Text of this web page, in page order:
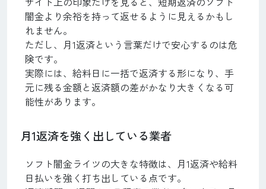
闇金より余裕を持って返せるように見えるかもし
れません。
ただし、月1返済という言葉だけで安心するのは危
険です。
実際には、給料日に一括で返済する形になり、手
元に残る金額と返済額の差がかなり大きくなる可
能性があります。
月1返済を強く出している業者
ソフト闇金ライツの大きな特徴は、月1返済や給料
日払いを強く打ち出している点です。